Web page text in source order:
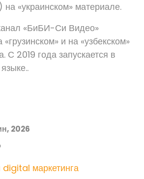
«украинском» материале.
«БиБИ-Си Видео»
и на «узбекском»
С 2019 года запускается в
2026
маркетинга